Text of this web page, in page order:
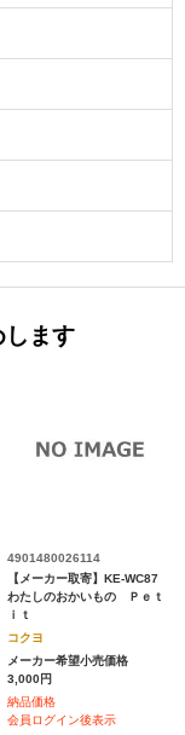
します
4901480026114
【メーカー取寄】KE-WC87
わたしのおかいもの Ｐｅｔ
ｉｔ
コクヨ
メーカー希望小売価格
3,000円
納品価格
会員ログイン後表示